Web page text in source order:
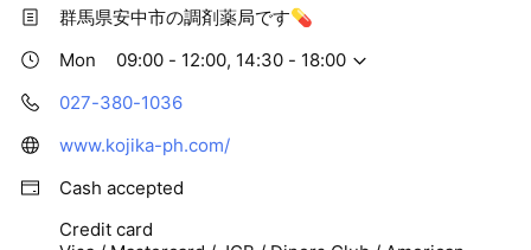
群馬県安中市の調剤薬局です💊
Mon
09:00 - 12:00, 14:30 - 18:00
027-380-1036
www.kojika-ph.com/
Cash accepted
Credit card